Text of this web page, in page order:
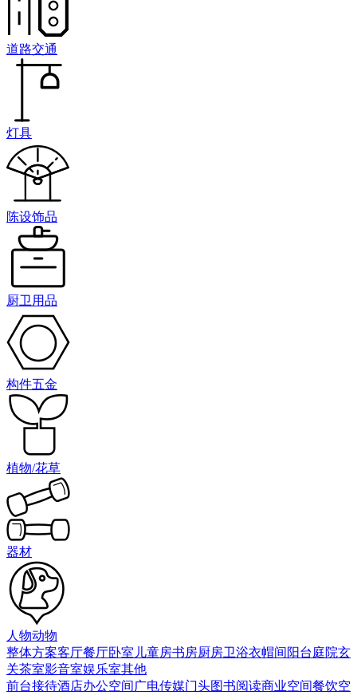
道路交通
灯具
陈设饰品
厨卫用品
构件五金
植物/花草
器材
人物动物
整体方案客厅餐厅卧室 儿童房书房厨房卫浴衣帽间 阳台庭院玄
关茶室影音室娱乐室其他
前台接待酒店办公空间 广电传媒门头图书阅读商业空间餐饮空